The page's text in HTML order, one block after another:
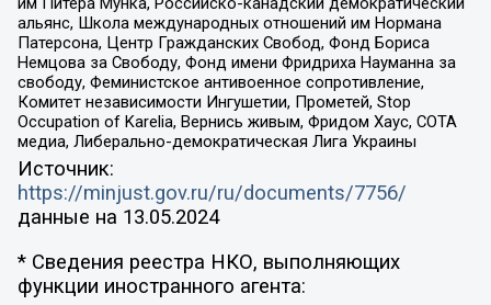
альянс, Школа международных отношений им Нормана
Патерсона, Центр Гражданских Свобод, Фонд Бориса
Немцова за Свободу, Фонд имени Фридриха Науманна за
свободу, Феминистское антивоенное сопротивление,
Комитет независимости Ингушетии, Прометей, Stop
Occupation of Karelia, Вернись живым, Фридом Хаус, СОТА
медиа, Либерально-демократическая Лига Украины
Источник:
https://minjust.gov.ru/ru/documents/7756/
данные на 13.05.2024
* Сведения реестра НКО, выполняющих
функции иностранного агента: